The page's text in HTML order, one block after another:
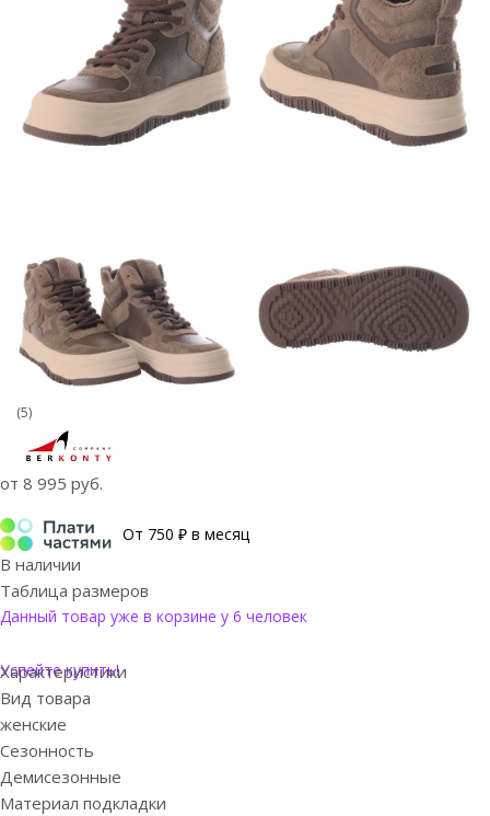
(5)
от 8 995 руб.
От 750 ₽ в месяц
В наличии
Таблица размеров
Данный товар уже в корзине у 6 человек
Успейте купить!
Характеристики
Вид товара
женские
Сезонность
Демисезонные
Материал подкладки